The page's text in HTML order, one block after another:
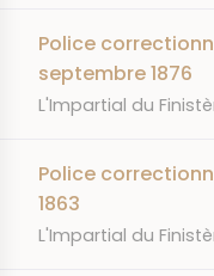
Police
septembre 1876
JOURNAL
L'Impartial du
Police
1863
JOURNAL
L'Impartial du